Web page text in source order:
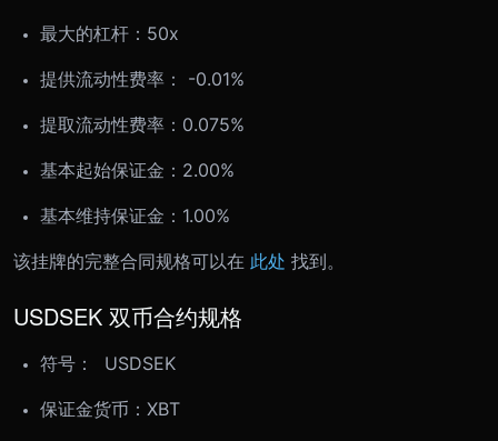
最大的杠杆：50x
提供流动性费率： -0.01%
提取流动性费率：0.075%
基本起始保证金：2.00%
基本维持保证金：1.00%
该挂牌的完整合同规格可以在 此处 找到。
USDSEK 双币合约规格
符号： USDSEK
保证金货币：XBT